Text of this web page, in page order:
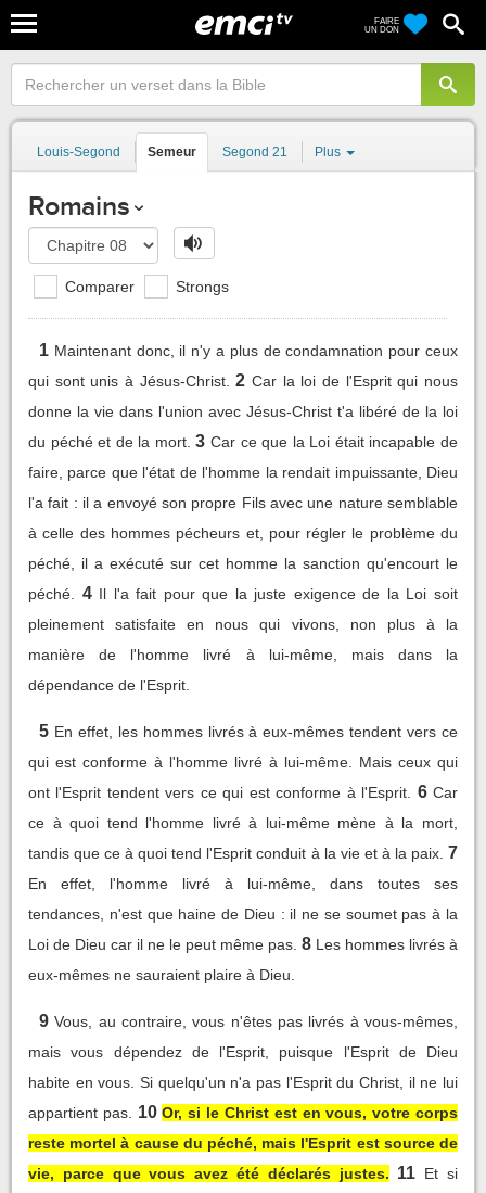
FAIRE
UN DON
Louis-Segond Semeur Segond 21 Plus
Romains
Comparer Strongs
1 Maintenant donc, il n'y a plus de condamnation pour ceux
qui sont unis à Jésus-Christ. 2 Car la loi de l'Esprit qui nous
donne la vie dans l'union avec Jésus-Christ t'a libéré de la loi
du péché et de la mort. 3 Car ce que la Loi était incapable de
faire, parce que l'état de l'homme la rendait impuissante, Dieu
l'a fait : il a envoyé son propre Fils avec une nature semblable
à celle des hommes pécheurs et, pour régler le problème du
péché, il a exécuté sur cet homme la sanction qu'encourt le
péché.
4 Il l'a fait pour que la juste exigence de la Loi soit
pleinement satisfaite en nous qui vivons, non plus à la
manière de l'homme livré à lui-même, mais dans la
dépendance de l'Esprit.
5 En effet, les hommes livrés à eux-mêmes tendent vers ce
qui est conforme à l'homme livré à lui-même. Mais ceux qui
ont l'Esprit tendent vers ce qui est conforme à l'Esprit.
6 Car
ce à quoi tend l'homme livré à lui-même mène à la mort,
tandis que ce à quoi tend l'Esprit conduit à la vie et à la paix. 7
En effet, l'homme livré à lui-même, dans toutes ses
tendances, n'est que haine de Dieu : il ne se soumet pas à la
Loi de Dieu car il ne le peut même pas. 8 Les hommes livrés à
eux-mêmes ne sauraient plaire à Dieu.
9 Vous, au contraire, vous n'êtes pas livrés à vous-mêmes,
mais vous dépendez de l'Esprit, puisque l'Esprit de Dieu
habite en vous. Si quelqu'un n'a pas l'Esprit du Christ, il ne lui
appartient pas.
10 Or, si le Christ est en vous, votre corps
reste mortel à cause du péché, mais l'Esprit est source de
vie, parce que vous avez été déclarés justes. 11 Et si